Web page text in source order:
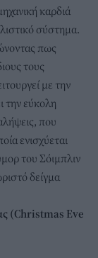
καρδιά
σύστημα.
πως
τους
με την
την εύκολη
που
ενισχύεται
του Σόιμπλιν
δείγμα
(Christmas Eve